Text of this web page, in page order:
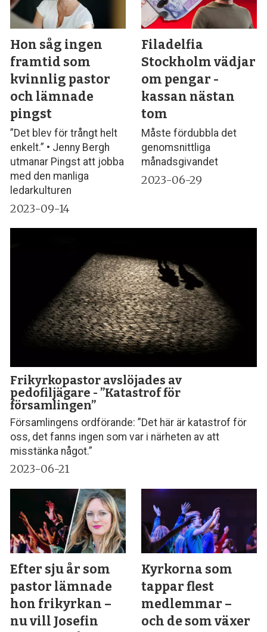
Hon såg ingen
framtid som
kvinnlig pastor
och lämnade
pingst
”Det blev för trångt helt
enkelt.” • Jenny Bergh
utmanar Pingst att jobba
med den manliga
ledarkulturen
2023-09-14
Filadelfia
Stockholm vädjar
om pengar -
kassan nästan
tom
Måste fördubbla det
genomsnittliga
månadsgivandet
2023-06-29
Frikyrkopastor avslöjades av
pedofiljägare - ”Katastrof för
församlingen”
Församlingens ordförande: ”Det här är katastrof för
oss, det fanns ingen som var i närheten av att
misstänka något.”
2023-06-21
Efter sju år som
pastor lämnade
hon frikyrkan –
nu vill Josefin
Kyrkorna som
tappar flest
medlemmar –
och de som växer